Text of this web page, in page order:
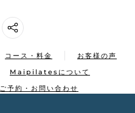
コース・料金
お客様の声
Maipilatesについて
ご予約・お問い合わせ